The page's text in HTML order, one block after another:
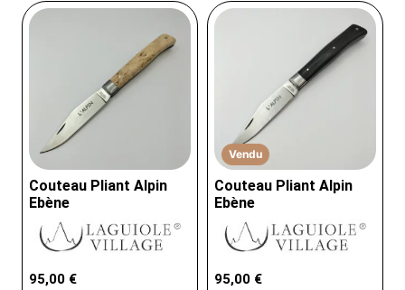
Couteau Pliant Alpin
Ebène
95,00 €
Vendu
Couteau Pliant Alpin
Ebène
95,00 €